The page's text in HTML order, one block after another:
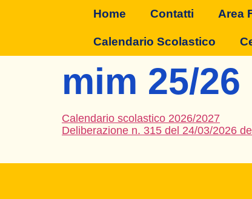
Home Contatti Area
Calendario Scolastico
mim 25/
Calendario scolastico 2026/2027
Deliberazione n. 315 del 24/03/2026